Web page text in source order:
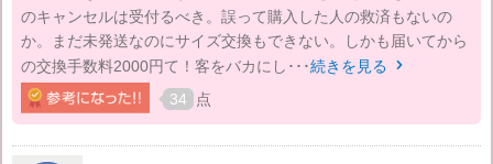
のキャンセルは受付るべき。誤って購入した人の救済もないの
か。まだ未発送なのにサイズ交換もできない。しかも届いてから
の交換手数料2000円て！客をバカにし･･･続きを見る 
34 点